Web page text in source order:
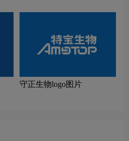
守正生物logo图片